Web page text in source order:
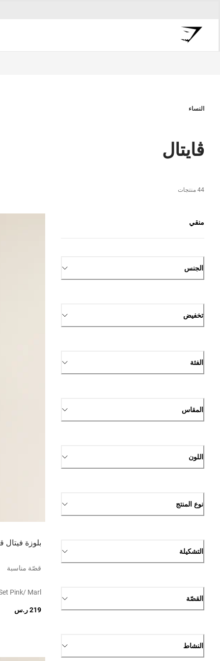
النساء
ڤايتال
44 منتجات
منقي
الجنس
تخفيض
الفئة
المقاس
اللون
نوع المنتج
التشكيلة
القصّة
النشاط
بلوزة فيتال
قصّة مناسبة
Pink/ Marl
219 ر.س